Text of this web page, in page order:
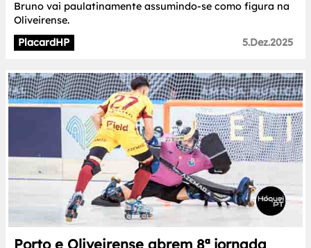
Bruno vai paulatinamente assumindo-se como figura na
Oliveirense.
PlacardHP
5.Dez.2025
Porto e Oliveirense abrem 8ª jornada